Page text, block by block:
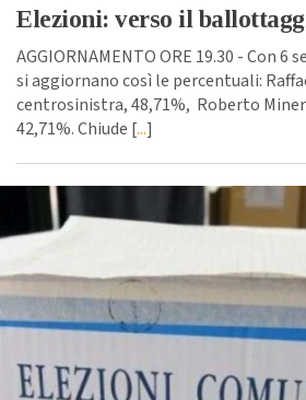
Elezioni: verso il
AGGIORNAMENTO ORE 19.30 - Con 6
si aggiornano così le percentuali:
centrosinistra, 48,71%, Roberto
42,71%. Chiude [...]